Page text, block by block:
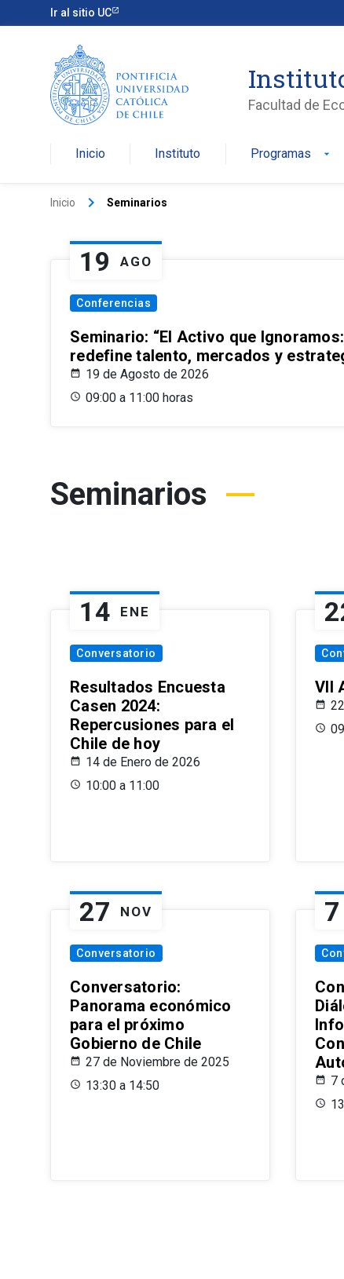
Ir al sitio UC
Facultad de
Inicio Instituto Programas arrow_drop_down
Inicio keyboard_arrow_right Seminarios
19 AGO
Conferencias
Seminario: “El Activo que
redefine talento, mercados y
19 de Agosto de 2026
09:00 a 11:00 horas
Seminarios
14 ENE
Conversatorio
Resultados Encuesta
Casen 2024:
Repercusiones para el
Chile de hoy
14 de Enero de 2026
10:00 a 11:00
VII
27 NOV
Conversatorio
Conversatorio:
Panorama económico
para el próximo
Gobierno de Chile
27 de Noviembre de 2025
13:30 a 14:50
7
7